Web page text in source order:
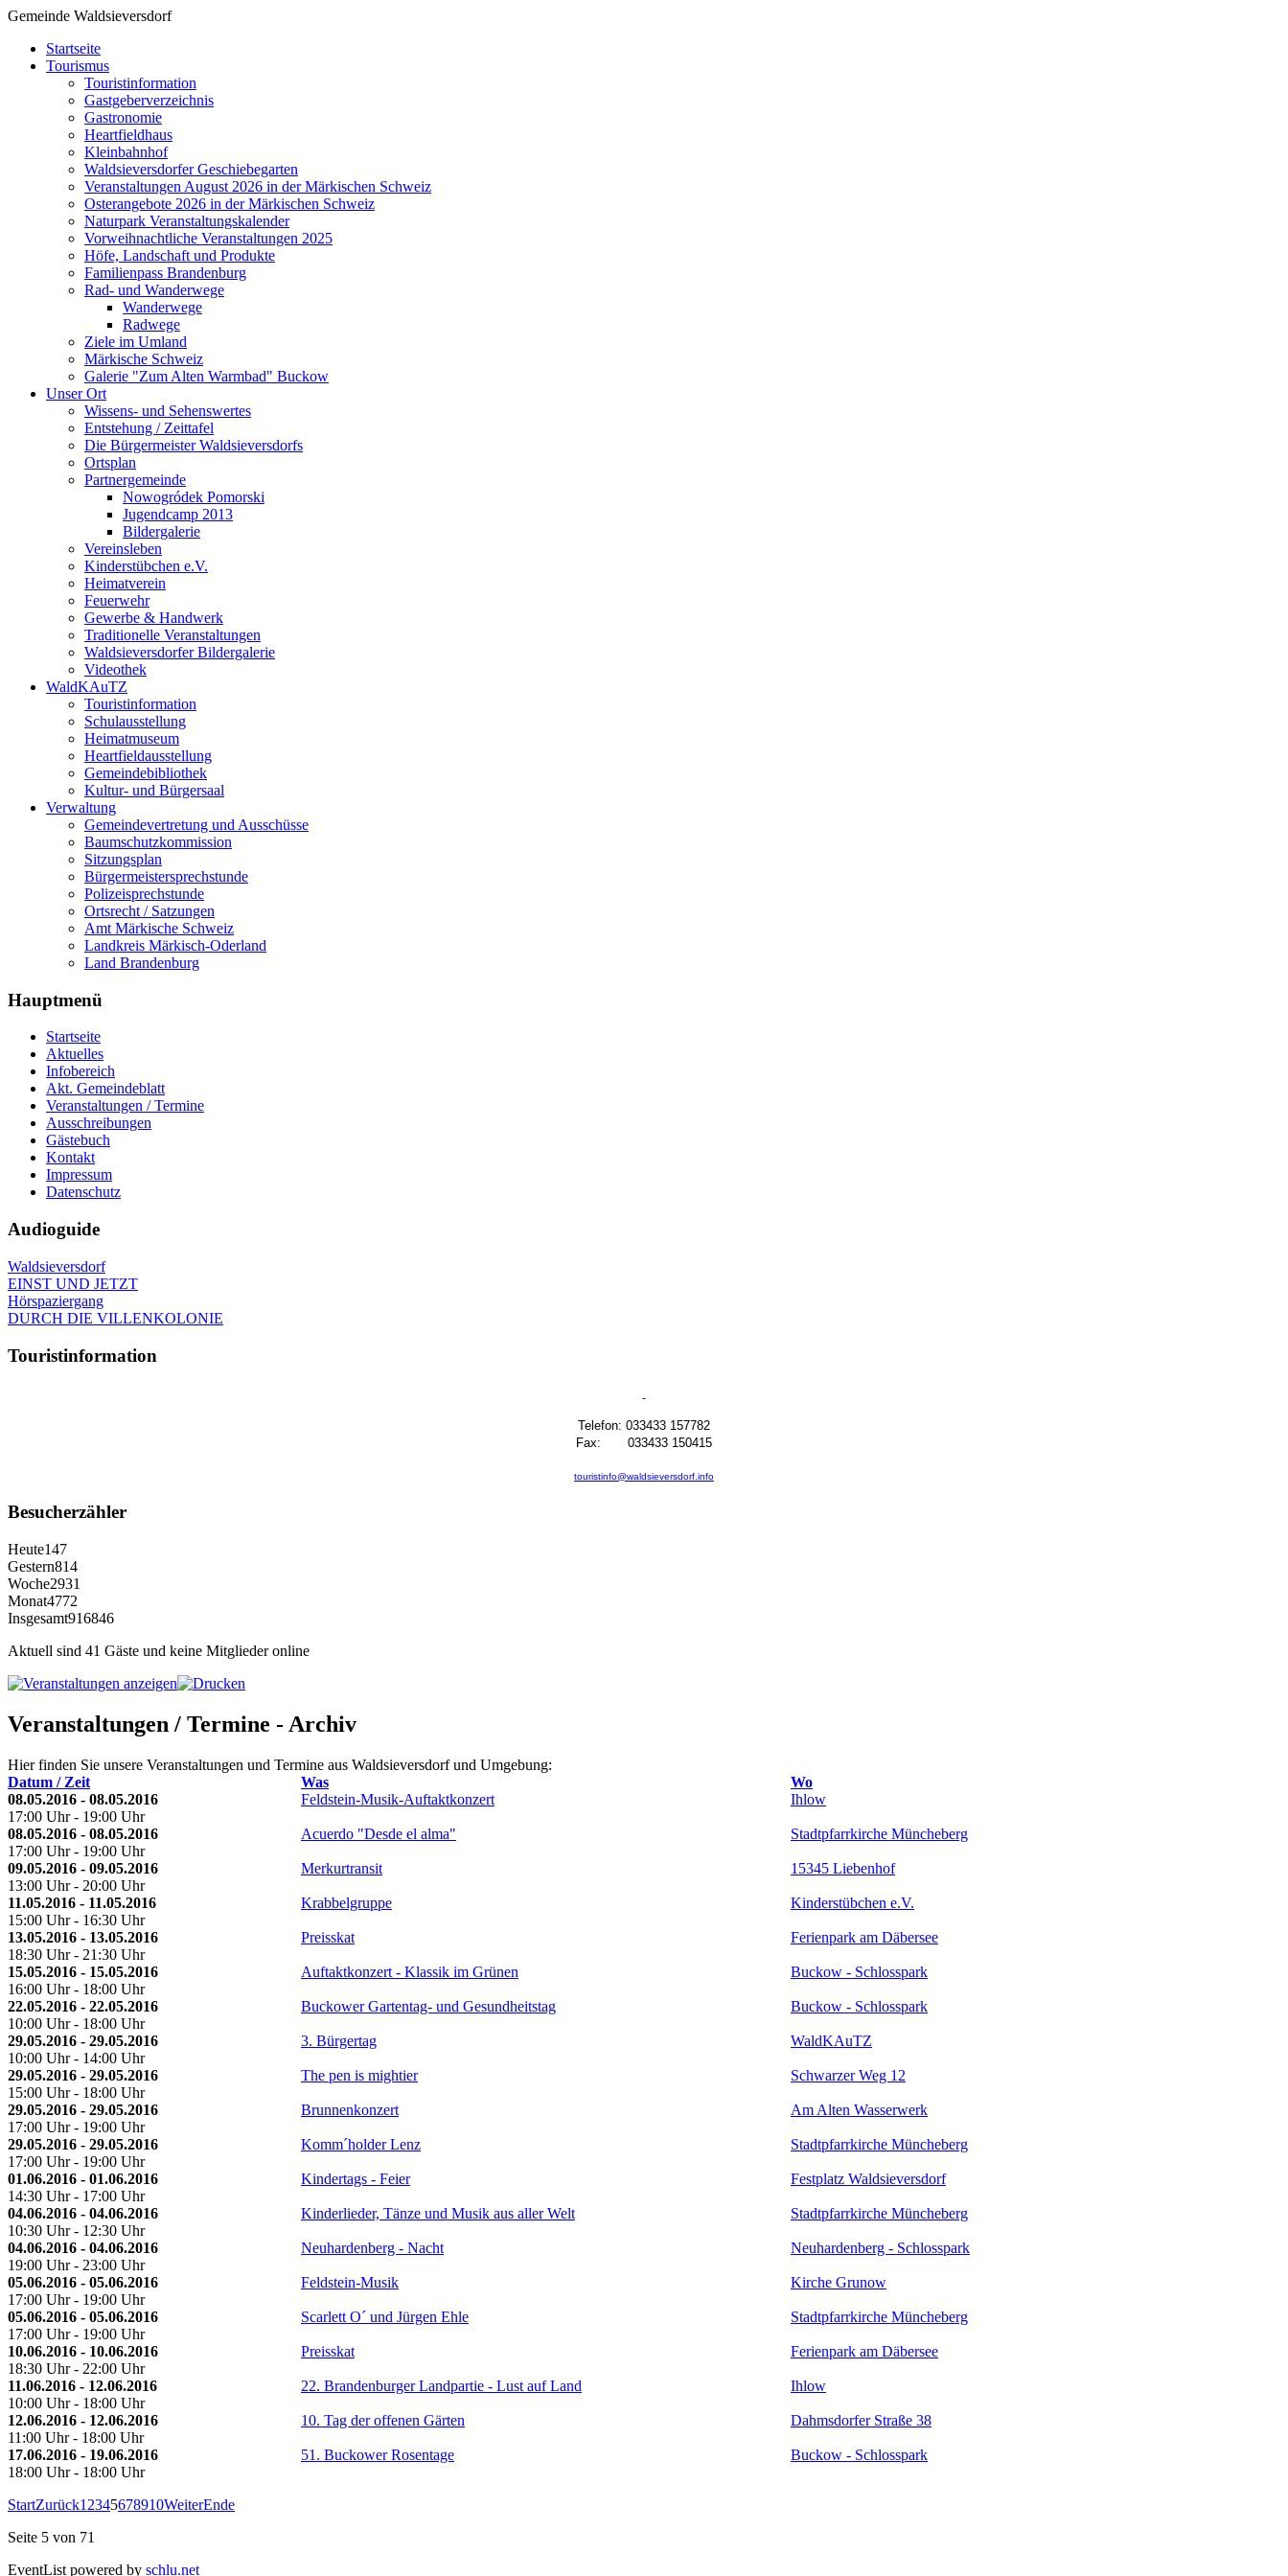
Gemeinde Waldsieversdorf
Startseite
Tourismus
Touristinformation
Gastgeberverzeichnis
Gastronomie
Heartfieldhaus
Kleinbahnhof
Waldsieversdorfer Geschiebegarten
Veranstaltungen August 2026 in der Märkischen Schweiz
Osterangebote 2026 in der Märkischen Schweiz
Naturpark Veranstaltungskalender
Vorweihnachtliche Veranstaltungen 2025
Höfe, Landschaft und Produkte
Familienpass Brandenburg
Rad- und Wanderwege
Wanderwege
Radwege
Ziele im Umland
Märkische Schweiz
Galerie "Zum Alten Warmbad" Buckow
Unser Ort
Wissens- und Sehenswertes
Entstehung / Zeittafel
Die Bürgermeister Waldsieversdorfs
Ortsplan
Partnergemeinde
Nowogródek Pomorski
Jugendcamp 2013
Bildergalerie
Vereinsleben
Kinderstübchen e.V.
Heimatverein
Feuerwehr
Gewerbe & Handwerk
Traditionelle Veranstaltungen
Waldsieversdorfer Bildergalerie
Videothek
WaldKAuTZ
Touristinformation
Schulausstellung
Heimatmuseum
Heartfieldausstellung
Gemeindebibliothek
Kultur- und Bürgersaal
Verwaltung
Gemeindevertretung und Ausschüsse
Baumschutzkommission
Sitzungsplan
Bürgermeistersprechstunde
Polizeisprechstunde
Ortsrecht / Satzungen
Amt Märkische Schweiz
Landkreis Märkisch-Oderland
Land Brandenburg
Hauptmenü
Startseite
Aktuelles
Infobereich
Akt. Gemeindeblatt
Veranstaltungen / Termine
Ausschreibungen
Gästebuch
Kontakt
Impressum
Datenschutz
Audioguide
Waldsieversdorf
EINST UND JETZT
Hörspaziergang
DURCH DIE VILLENKOLONIE
Touristinformation
Telefon: 033433 157782
Fax: 033433 150415
touristinfo@waldsieversdorf.info
Besucherzähler
Heute147
Gestern814
Woche2931
Monat4772
Insgesamt916846
Aktuell sind 41 Gäste und keine Mitglieder online
Veranstaltungen / Termine - Archiv
Hier finden Sie unsere Veranstaltungen und Termine aus Waldsieversdorf und Umgebung:
Datum / Zeit
Was
Wo
08.05.2016 - 08.05.2016
17:00 Uhr - 19:00 Uhr
Feldstein-Musik-Auftaktkonzert Ihlow
08.05.2016 - 08.05.2016
17:00 Uhr - 19:00 Uhr
Acuerdo "Desde el alma" Stadtpfarrkirche Müncheberg
09.05.2016 - 09.05.2016
13:00 Uhr - 20:00 Uhr
Merkurtransit 15345 Liebenhof
11.05.2016 - 11.05.2016
15:00 Uhr - 16:30 Uhr
Krabbelgruppe Kinderstübchen e.V.
13.05.2016 - 13.05.2016
18:30 Uhr - 21:30 Uhr
Preisskat Ferienpark am Däbersee
15.05.2016 - 15.05.2016
16:00 Uhr - 18:00 Uhr
Auftaktkonzert - Klassik im Grünen Buckow - Schlosspark
22.05.2016 - 22.05.2016
10:00 Uhr - 18:00 Uhr
Buckower Gartentag- und Gesundheitstag Buckow - Schlosspark
29.05.2016 - 29.05.2016
10:00 Uhr - 14:00 Uhr
3. Bürgertag WaldKAuTZ
29.05.2016 - 29.05.2016
15:00 Uhr - 18:00 Uhr
The pen is mightier Schwarzer Weg 12
29.05.2016 - 29.05.2016
17:00 Uhr - 19:00 Uhr
Brunnenkonzert Am Alten Wasserwerk
29.05.2016 - 29.05.2016
17:00 Uhr - 19:00 Uhr
Komm´holder Lenz Stadtpfarrkirche Müncheberg
01.06.2016 - 01.06.2016
14:30 Uhr - 17:00 Uhr
Kindertags - Feier Festplatz Waldsieversdorf
04.06.2016 - 04.06.2016
10:30 Uhr - 12:30 Uhr
Kinderlieder, Tänze und Musik aus aller Welt Stadtpfarrkirche Müncheberg
04.06.2016 - 04.06.2016
19:00 Uhr - 23:00 Uhr
Neuhardenberg - Nacht Neuhardenberg - Schlosspark
05.06.2016 - 05.06.2016
17:00 Uhr - 19:00 Uhr
Feldstein-Musik Kirche Grunow
05.06.2016 - 05.06.2016
17:00 Uhr - 19:00 Uhr
Scarlett O´ und Jürgen Ehle Stadtpfarrkirche Müncheberg
10.06.2016 - 10.06.2016
18:30 Uhr - 22:00 Uhr
Preisskat Ferienpark am Däbersee
11.06.2016 - 12.06.2016
10:00 Uhr - 18:00 Uhr
22. Brandenburger Landpartie - Lust auf Land Ihlow
12.06.2016 - 12.06.2016
11:00 Uhr - 18:00 Uhr
10. Tag der offenen Gärten Dahmsdorfer Straße 38
17.06.2016 - 19.06.2016
18:00 Uhr - 18:00 Uhr
51. Buckower Rosentage Buckow - Schlosspark
StartZurück1 2345678910WeiterEnde
Seite 5 von 71
EventList powered by schlu.net